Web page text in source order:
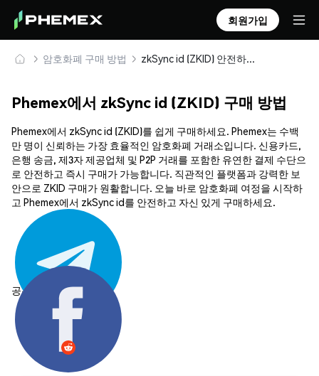
회원가입
암호화폐 구매 방법 zkSync id (ZKID) 안전하게 구매 및 보관
Phemex에서 zkSync id (ZKID) 구매 방법
Phemex에서 zkSync id (ZKID)를 쉽게 구매하세요. Phemex는 수백
만 명이 신뢰하는 가장 효율적인 암호화폐 거래소입니다. 신용카드,
은행 송금, 제3자 제공업체 및 P2P 거래를 포함한 유연한 결제 수단으
로 안전하고 즉시 구매가 가능합니다. 직관적인 플랫폼과 강력한 보
안으로 ZKID 구매가 원활합니다. 오늘 바로 암호화폐 여정을 시작하
고 Phemex에서 zkSync id를 안전하고 자신 있게 구매하세요.
공유하기: